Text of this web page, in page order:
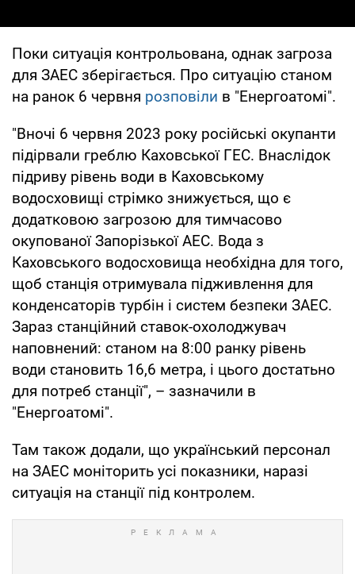
Поки ситуація контрольована, однак загроза
для ЗАЕС зберігається. Про ситуацію станом
на ранок 6 червня розповіли в "Енергоатомі".
"Вночі 6 червня 2023 року російські окупанти
підірвали греблю Каховської ГЕС. Внаслідок
підриву рівень води в Каховському
водосховищі стрімко знижується, що є
додатковою загрозою для тимчасово
окупованої Запорізької АЕС. Вода з
Каховського водосховища необхідна для того,
щоб станція отримувала підживлення для
конденсаторів турбін і систем безпеки ЗАЕС.
Зараз станційний ставок-охолоджувач
наповнений: станом на 8:00 ранку рівень
води становить 16,6 метра, і цього достатьно
для потреб станції", – зазначили в
"Енергоатомі".
Там також додали, що український персонал
на ЗАЕС моніторить усі показники, наразі
ситуація на станції під контролем.